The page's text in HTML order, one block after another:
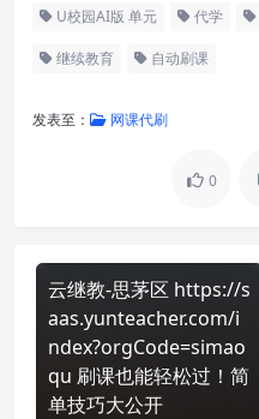
U校园AI版 单元 代学
继续教育 自动刷课
发表至： 网课代刷
0
云继教-思茅区 https://s
aas.yunteacher.com/i
ndex?orgCode=simao
qu 刷课也能轻松过！简
单技巧大公开